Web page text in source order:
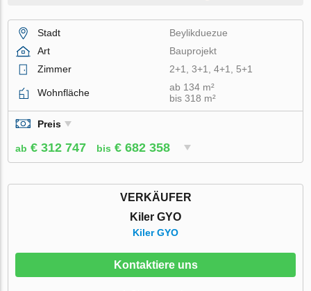
Stadt
Beylikduezue
Art
Bauprojekt
Zimmer
2+1, 3+1, 4+1, 5+1
Wohnfläche
ab 134 m²
bis 318 m²
Preis
ab € 312 747 bis € 682 358
VERKÄUFER
Kiler GYO
Kiler GYO
Kontaktiere uns